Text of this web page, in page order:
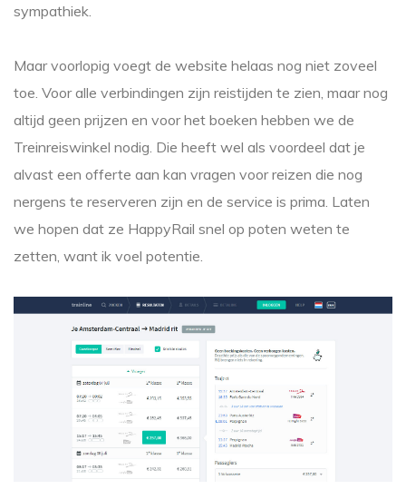
sympathiek.
Maar voorlopig voegt de website helaas nog niet zoveel
toe. Voor alle verbindingen zijn reistijden te zien, maar nog
altijd geen prijzen en voor het boeken hebben we de
Treinreiswinkel nodig. Die heeft wel als voordeel dat je
alvast een offerte aan kan vragen voor reizen die nog
nergens te reserveren zijn en de service is prima. Laten
we hopen dat ze HappyRail snel op poten weten te
zetten, want ik voel potentie.